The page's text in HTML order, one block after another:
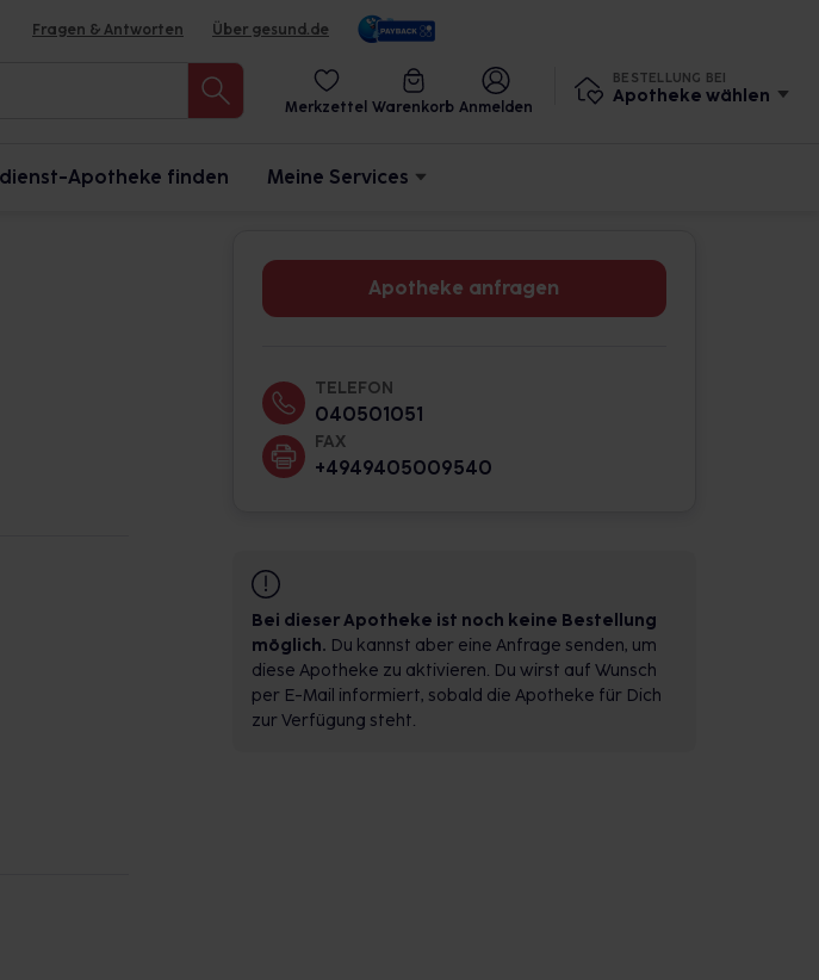
Fragen & Antworten Über gesund.de
Merkzettel Warenkorb Anmelden
BESTELLUNG BEI
Apotheke wählen
Apotheke finden Meine Services
Apotheke anfragen
TELEFON
040501051
FAX
+4949405009540
Bei dieser Apotheke ist noch keine Bestellung
möglich. Du kannst aber eine Anfrage senden, um
diese Apotheke zu aktivieren. Du wirst auf Wunsch
per E-Mail informiert, sobald die Apotheke für Dich
zur Verfügung steht.